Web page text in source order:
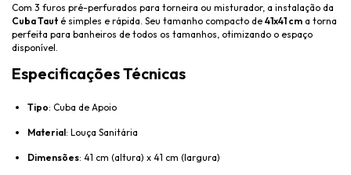
Com 3 furos pré-perfurados para torneira ou misturador, a instalação da
Cuba Taut é simples e rápida. Seu tamanho compacto de 41x41 cm a torna
perfeita para banheiros de todos os tamanhos, otimizando o espaço
disponível.
Especificações Técnicas
Tipo: Cuba de Apoio
Material: Louça Sanitária
Dimensões: 41 cm (altura) x 41 cm (largura)